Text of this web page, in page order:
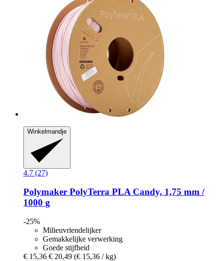
Winkelmandje
4.7 (27)
Polymaker PolyTerra PLA Candy, 1,75 mm /
1000 g
-25%
Milieuvriendelijker
Gemakkelijke verwerking
Goede stijfheid
€ 15,36 € 20,49 (€ 15,36 / kg)